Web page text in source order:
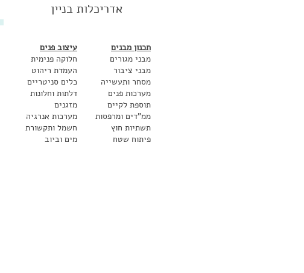
אדריכלות בניין
עיצוב פנים
חלוקה פנימית
העמדת ריהוט
כלים סניטריים
דלתות וחלונות
מזגנים
מערכות אנרגיה
חשמל ותקשורת
מים וביוב
תכנון מבנים
מבני מגורים
מבני ציבור
מסחר ותעשייה
מערכות פנים
תוספת לקיים
ממ"דים ומרפסות
תשתיות חוץ
פיתוח שטח